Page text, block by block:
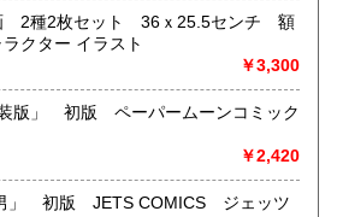
、新宿線、半蔵門線) JR(中央・総武
ノ水駅
または専用ページでお問い合
2種2枚セット 36ｘ25.5センチ 額
クター イラスト
￥3,300
版」 初版 ペーパームーンコミック
￥2,420
」 初版 JETS COMICS ジェッツ